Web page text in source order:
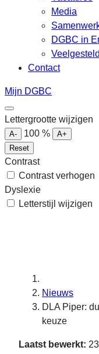
Media
DGBC in
Contact
Mijn DGBC
Lettergrootte wijzigen
A- 100 %
A+
Reset
Contrast
Contrast verhogen
Dyslexie
Letterstijl wijzigen
Nieuws
DLA Piper:
keuze
Laatst bewerkt: